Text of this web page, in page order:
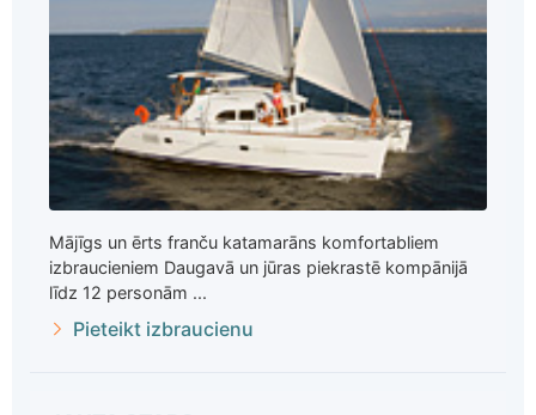
Mājīgs un ērts franču katamarāns komfortabliem
izbraucieniem Daugavā un jūras piekrastē kompānijā
līdz 12 personām ...
Pieteikt izbraucienu